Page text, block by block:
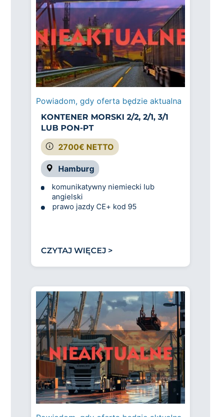
Powiadom, gdy oferta będzie aktualna
2700€ NETTO
Hamburg
KONTENER MORSKI 2/2, 2/1, 3/1
LUB PON-PT
komunikatywny niemiecki lub
angielski
prawo jazdy CE+ kod 95
CZYTAJ WIĘCEJ >